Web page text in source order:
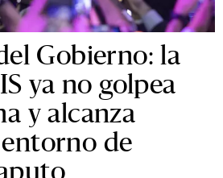
Gobierno: la
ya no golpea
y alcanza
de